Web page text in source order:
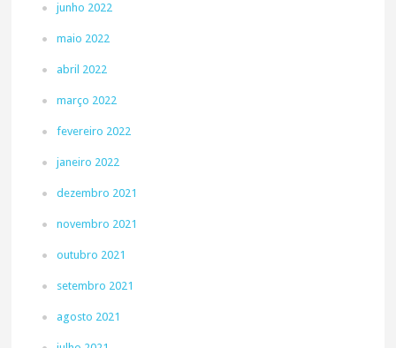
junho 2022
maio 2022
abril 2022
março 2022
fevereiro 2022
janeiro 2022
dezembro 2021
novembro 2021
outubro 2021
setembro 2021
agosto 2021